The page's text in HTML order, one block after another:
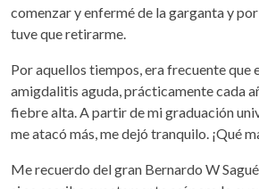
comenzar y enfermé de la garganta y
tuve que retirarme.
Por aquellos tiempos, era frecuente que
amigdalitis aguda, prácticamente cada
fiebre alta. A partir de mi graduación
me atacó más, me dejó tranquilo. ¡Qué
Me recuerdo del gran Bernardo W